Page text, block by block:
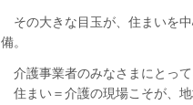
その大きな目玉が、住まいを
備。
介護事業者のみなさまにとっ
住まい＝介護の現場こそが、